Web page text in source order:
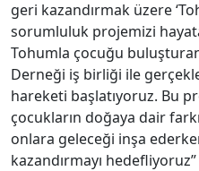
geri kazandırmak üzere
sorumluluk projemizi
Tohumla çocuğu
Derneği iş birliği ile
hareketi başlatıyoruz. Bu
çocukların doğaya dair
onlara geleceği inşa
kazandırmayı